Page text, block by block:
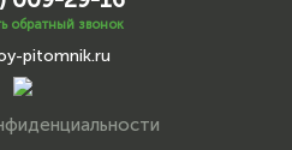
обратный звонок
pitomnik.ru